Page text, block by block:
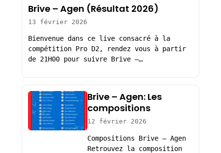
Brive – Agen (Résultat 2026)
13 février 2026
Bienvenue dans ce live consacré à la
compétition Pro D2, rendez vous à partir
de 21H00 pour suivre Brive –…
Brive – Agen: Les
compositions
12 février 2026
Compositions Brive – Agen
Retrouvez la composition